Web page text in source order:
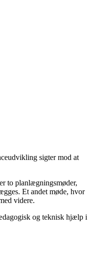
sigter mod at
to planlægningsmøder,
Et andet møde, hvor
videre.
og teknisk hjælp i